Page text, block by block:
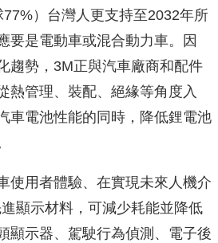
）台灣人更支持至2032年所
要是電動車或混合動力車。因
趨勢，3M正與汽車廠商和配件
熱管理、裝配、絕緣等角度入
車電池性能的同時，降低鋰電池
使用者體驗、在實現未來人機介
顯示材料，可減少耗能並降低
顯示器、駕駛行為偵測、電子後